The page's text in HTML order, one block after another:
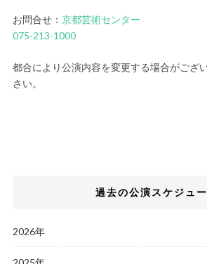
お問合せ： 京都芸術センター
075-213-1000
都合により公演内容を変更する場合がござ
さい。
過去の公演スケジュ
2026年